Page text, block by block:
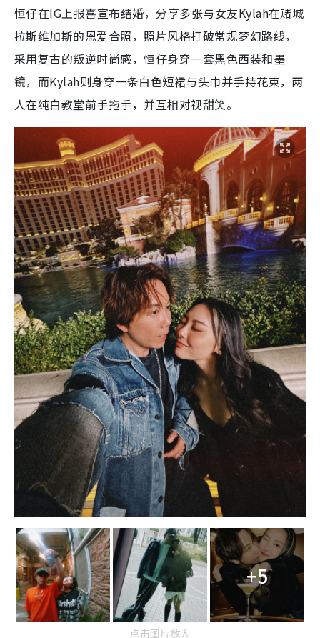
恒仔在IG上报喜宣布结婚，分享多张与女友Kylah在赌城
拉斯维加斯的恩爱合照，照片风格打破常规梦幻路线，
采用复古的叛逆时尚感，恒仔身穿一套黑色西装和墨
镜，而Kylah则身穿一条白色短裙与头巾并手持花束，两
人在纯白教堂前手拖手，并互相对视甜笑。
+5
点击图片放大